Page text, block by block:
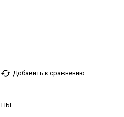
cached Добавить к сравнению